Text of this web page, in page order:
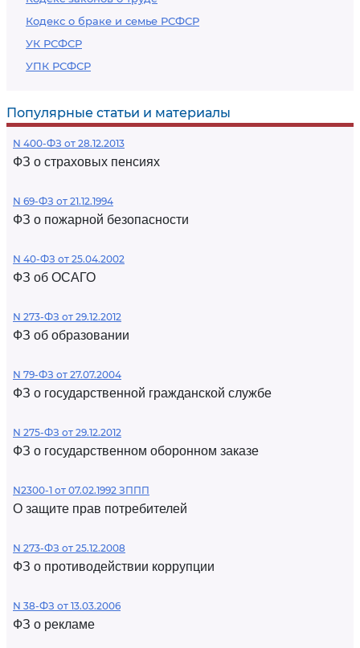
Кодекс о браке и семье РСФСР
УК РСФСР
УПК РСФСР
Популярные статьи и материалы
N 400-ФЗ от 28.12.2013
ФЗ о страховых пенсиях
N 69-ФЗ от 21.12.1994
ФЗ о пожарной безопасности
N 40-ФЗ от 25.04.2002
ФЗ об ОСАГО
N 273-ФЗ от 29.12.2012
ФЗ об образовании
N 79-ФЗ от 27.07.2004
ФЗ о государственной гражданской службе
N 275-ФЗ от 29.12.2012
ФЗ о государственном оборонном заказе
N2300-1 от 07.02.1992 ЗППП
О защите прав потребителей
N 273-ФЗ от 25.12.2008
ФЗ о противодействии коррупции
N 38-ФЗ от 13.03.2006
ФЗ о рекламе